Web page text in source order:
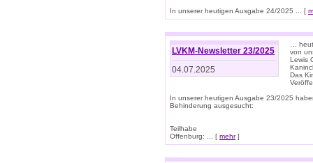
In unserer heutigen Ausgabe 24/2025 ... [
LVKM-Newsletter 23/2025
04.07.2025
…
von
Lewis
Das
In unserer heutigen Ausgabe 23/2025
Behinderung ausgesucht:
Teilhabe
Offenburg: ... [ mehr]